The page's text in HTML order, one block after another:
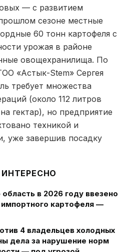
— с развитием
сезоне местные
60 тонн картофеля с
урожая в районе
овощехранилища. По
«Астык-Stem» Сергея
требует множества
(около 112 литров
гектар), но предприятие
техникой и
уже завершив посадку
в 2026 году ввезено
импортного картофеля —
4 владельцев холодных
дела за нарушение норм